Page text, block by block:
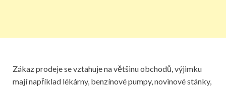
Zákaz prodeje se vztahuje na většinu obchodů, výjimku
mají například lékárny, benzínové pumpy, novinové stánky,